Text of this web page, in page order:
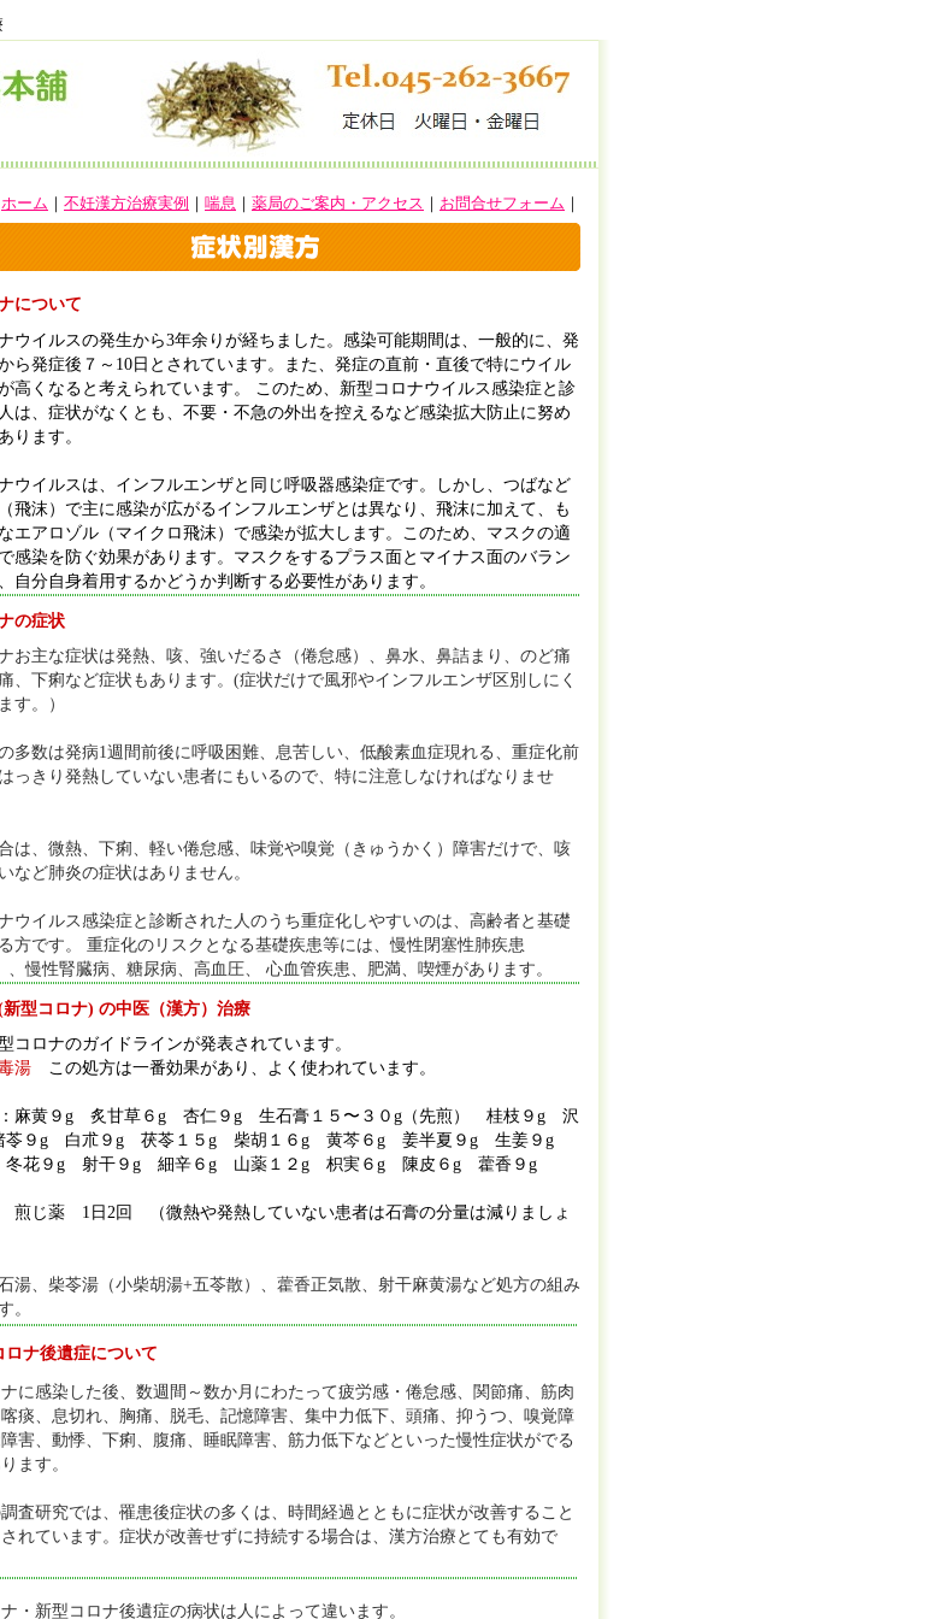
ホーム ｜ 不妊漢方治療実例 ｜ 喘息 ｜ 薬局のご案内・アクセス ｜ お問合せフォーム ｜
について
ウイルスの発生から3年余りが経ちました。感染可能期間は、一般的に、発
ら発症後７～10日とされています。また、発症の直前・直後で特にウイル
高くなると考えられています。 このため、新型コロナウイルス感染症と診
は、症状がなくとも、不要・不急の外出を控えるなど感染拡大防止に努め
ります。
ウイルスは、インフルエンザと同じ呼吸器感染症です。しかし、つばなど
飛沫）で主に感染が広がるインフルエンザとは異なり、飛沫に加えて、も
エアロゾル（マイクロ飛沫）で感染が拡大します。このため、マスクの適
感染を防ぐ効果があります。マスクをするプラス面とマイナス面のバラン
自分自身着用するかどうか判断する必要性があります。
の症状
お主な症状は発熱、咳、強いだるさ（倦怠感）、鼻水、鼻詰まり、のど痛
、下痢など症状もあります。(症状だけで風邪やインフルエンザ区別しにく
す。）
多数は発病1週間前後に呼吸困難、息苦しい、低酸素血症現れる、重症化前
っきり発熱していない患者にもいるので、特に注意しなければなりませ
は、微熱、下痢、軽い倦怠感、味覚や嗅覚（きゅうかく）障害だけで、咳
など肺炎の症状はありません。
ウイルス感染症と診断された人のうち重症化しやすいのは、高齢者と基礎
方です。 重症化のリスクとなる基礎疾患等には、慢性閉塞性肺疾患
、慢性腎臓病、糖尿病、高血圧、 心血管疾患、肥満、喫煙があります。
型コロナ) の中医（漢方）治療
コロナのガイドラインが発表されています。
湯 この処方は一番効果があり、よく使われています。
麻黄９g 炙甘草６g 杏仁９g 生石膏１５〜３０g（先煎） 桂枝９g 沢
苓９g 白朮９g 茯苓１５g 柴胡１６g 黄芩６g 姜半夏９g 生姜９g
冬花９g 射干９g 細辛６g 山薬１２g 枳実６g 陳皮６g 藿香９g
煎じ薬 1日2回 （微熱や発熱していない患者は石膏の分量は減りましょ
湯、柴苓湯（小柴胡湯+五苓散）、藿香正気散、射干麻黄湯など処方の組み
。
ナ後遺症について
に感染した後、数週間～数か月にわたって疲労感・倦怠感、関節痛、筋肉
痰、息切れ、胸痛、脱毛、記憶障害、集中力低下、頭痛、抑うつ、嗅覚障
害、動悸、下痢、腹痛、睡眠障害、筋力低下などといった慢性症状がでる
ます。
査研究では、罹患後症状の多くは、時間経過とともに症状が改善すること
れています。症状が改善せずに持続する場合は、漢方治療とても有効で
・新型コロナ後遺症の病状は人によって違います。